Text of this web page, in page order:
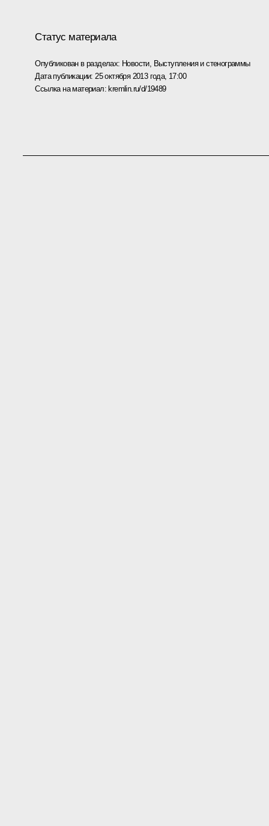
Статус материала
Опубликован в разделах: Новости, Выступления и стенограммы
Дата публикации: 25 октября 2013 года, 17:00
Ссылка на материал: kremlin.ru/d/19489